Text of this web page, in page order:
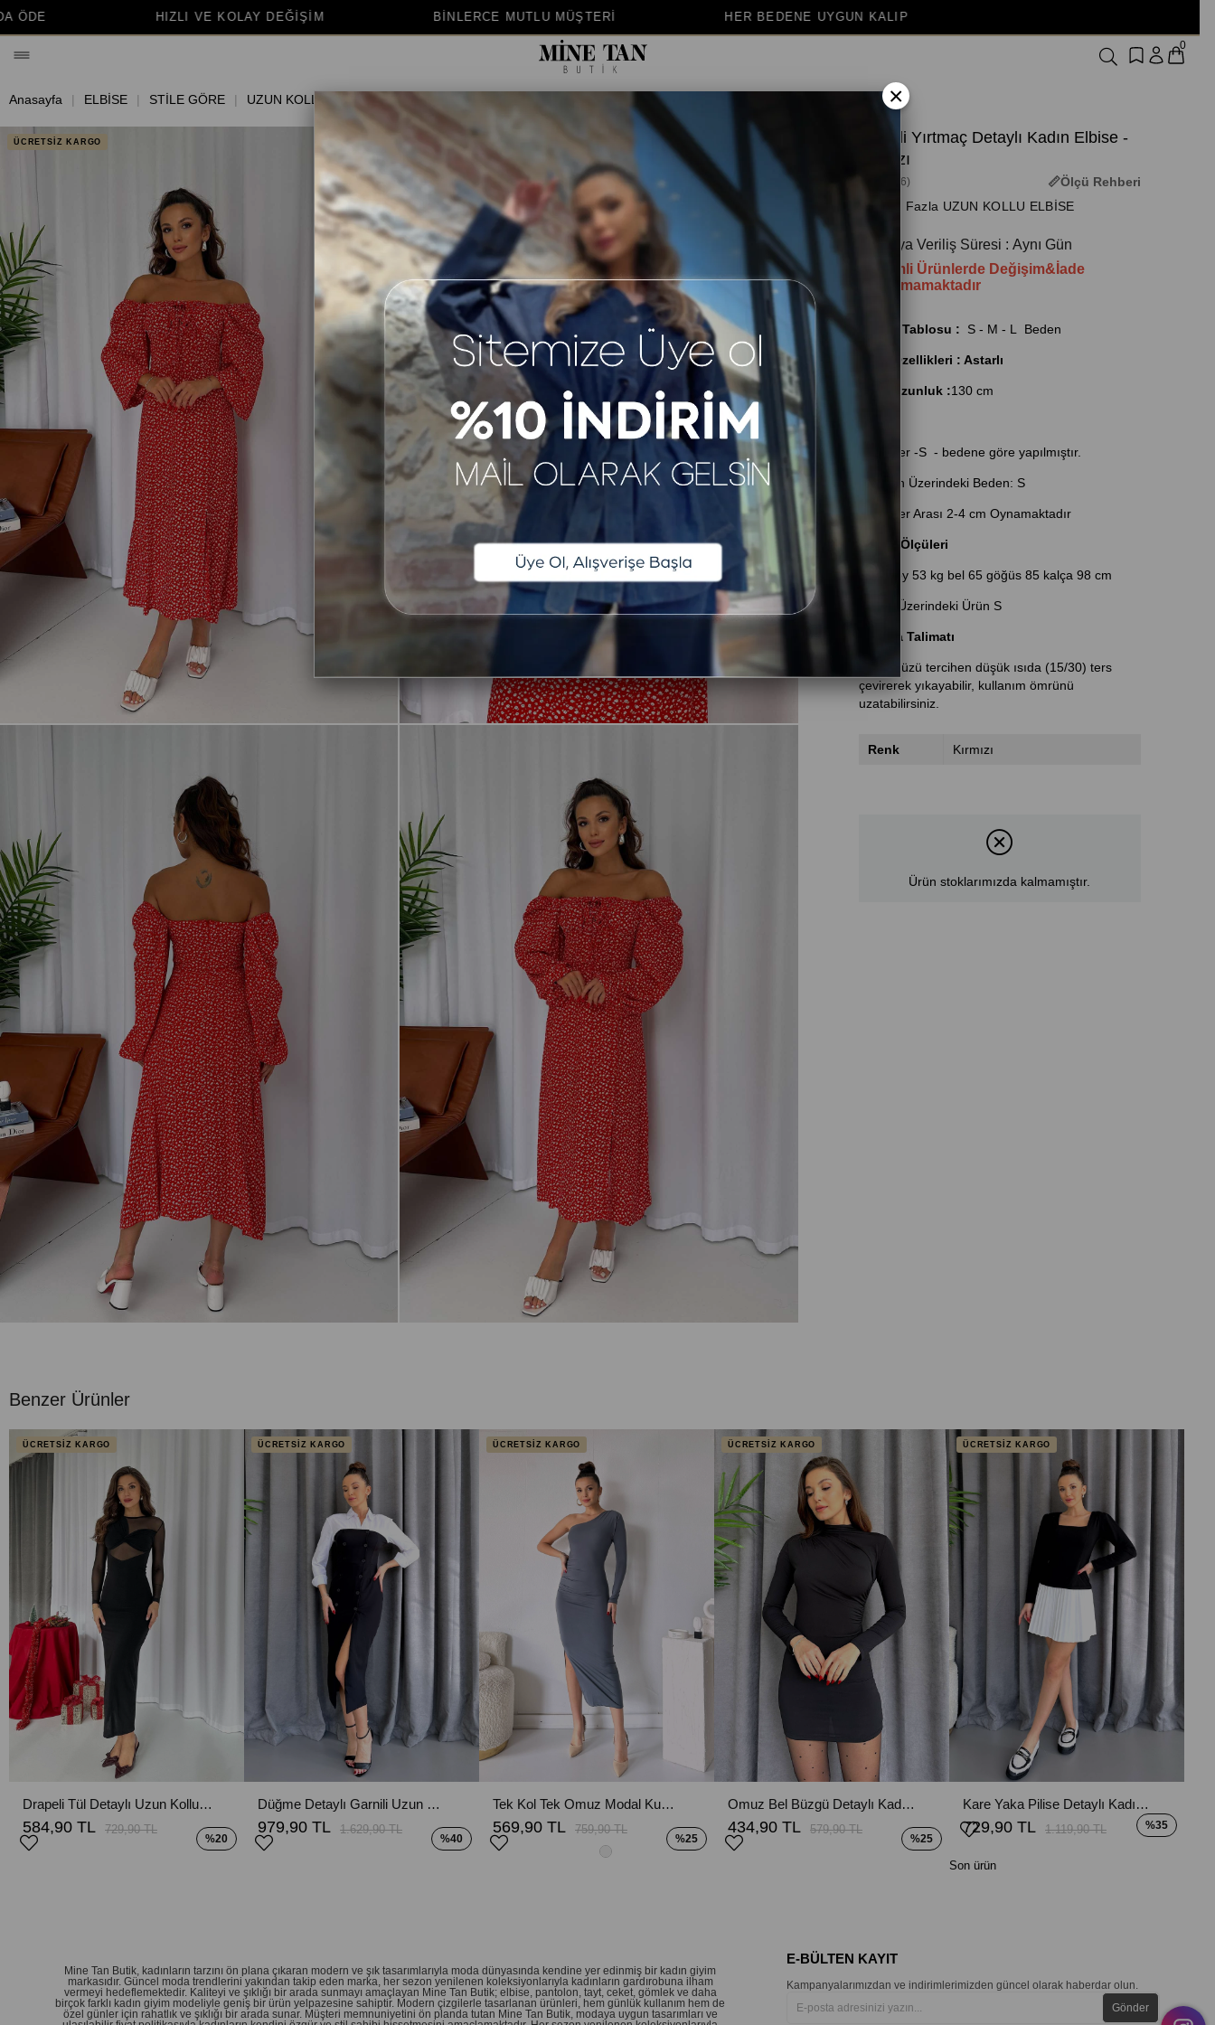
HIZLI VE KOLAY DEĞİŞİM BİNLERCE MUTLU MÜŞTERİ HER BEDENE UYGUN KALIP
0
Anasayfa ELBİSE STİLE GÖRE UZUN KOLLU ELBİSE
ÜCRETSİZ KARGO
Çiçekli Yırtmaç Detaylı Kadın Elbise -
Kırmızı
(3M-3056)
Ölçü Rehberi
+ Daha Fazla UZUN KOLLU ELBİSE
Kargoya Veriliş Süresi : Aynı Gün
İndirimli Ürünlerde Değişim&İade
Yapılamamaktadır
Beden Tablosu : S - M - L Beden
Ürün Özellikleri : Astarlı
Ürün Uzunluk :130 cm
Ölçümler -S - bedene göre yapılmıştır.
Manken Üzerindeki Beden: S
Bedenler Arası 2-4 cm Oynamaktadır
Model Ölçüleri
1.70 boy 53 kg bel 65 göğüs 85 kalça 98 cm
Model Üzerindeki Ürün S
Yıkama Talimatı
Ürününüzü tercihen düşük ısıda (15/30) ters
çevirerek yıkayabilir, kullanım ömrünü
uzatabilirsiniz.
Renk Kırmızı
Ürün stoklarımızda kalmamıştır.
Benzer Ürünler
ÜCRETSİZ KARGO
Drapeli Tül Detaylı Uzun Kollu Kalem Elbise - Siyah
584,90 TL 729,90 TL
%20
ÜCRETSİZ KARGO
Düğme Detaylı Garnili Uzun Kollu Kalem Elbise - Siyah
979,90 TL 1.629,90 TL
%40
ÜCRETSİZ KARGO
Tek Kol Tek Omuz Modal Kumaş Elbise - Gri
569,90 TL 759,90 TL
%25
ÜCRETSİZ KARGO
Omuz Bel Büzgü Detaylı Kadın Elbise - Siyah
434,90 TL 579,90 TL
%25
ÜCRETSİZ KARGO
Kare Yaka Pilise Detaylı Kadın Elbise - Siyah
729,90 TL 1.119,90 TL %35
Son ürün
Mine Tan Butik, kadınların tarzını ön plana çıkaran modern ve şık tasarımlarıyla moda dünyasında kendine yer edinmiş bir kadın giyim
markasıdır. Güncel moda trendlerini yakından takip eden marka, her sezon yenilenen koleksiyonlarıyla kadınların gardırobuna ilham
vermeyi hedeflemektedir. Kaliteyi ve şıklığı bir arada sunmayı amaçlayan Mine Tan Butik; elbise, pantolon, tayt, ceket, gömlek ve daha
birçok farklı kadın giyim modeliyle geniş bir ürün yelpazesine sahiptir. Modern çizgilerle tasarlanan ürünleri, hem günlük kullanım hem de
özel günler için rahatlık ve şıklığı bir arada sunar. Müşteri memnuniyetini ön planda tutan Mine Tan Butik, modaya uygun tasarımları ve
E-BÜLTEN KAYIT
Kampanyalarımızdan ve indirimlerimizden güncel olarak haberdar olun.
Gönder
×